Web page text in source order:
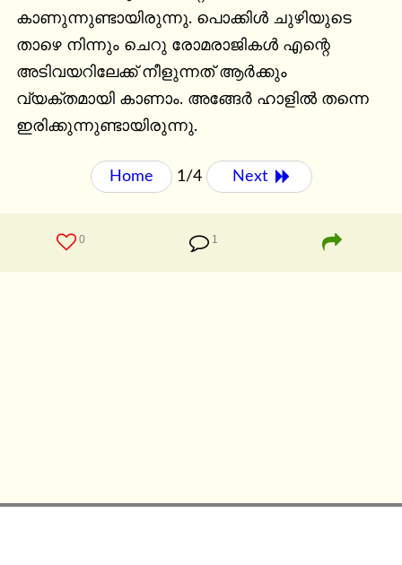
കാണുന്നുണ്ടായിരുന്നു. പൊക്കിൾ ചുഴിയുടെ
താഴെ നിന്നും ചെറു രോമരാജികൾ എന്റെ
അടിവയറിലേക്ക് നീളുന്നത് ആർക്കും
വ്യക്തമായി കാണാം. അങ്ങേർ ഹാളിൽ തന്നെ
ഇരിക്കുന്നുണ്ടായിരുന്നു.
Home 1/4 Next
0 1